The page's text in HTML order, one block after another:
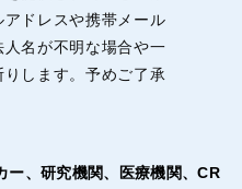
ドレスや携帯メール
名が不明な場合や一
します。予めご了承
ー、研究機関、医療機関、CR